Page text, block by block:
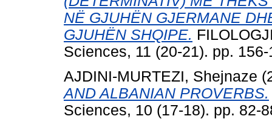
NË GJUHËN GJERMANE
GJUHËN SHQIPE.
Sciences, 11 (20-21). pp.
AJDINI-MURTEZI, Shejnaze
AND ALBANIAN PROVERBS.
Sciences, 10 (17-18). pp. 82-